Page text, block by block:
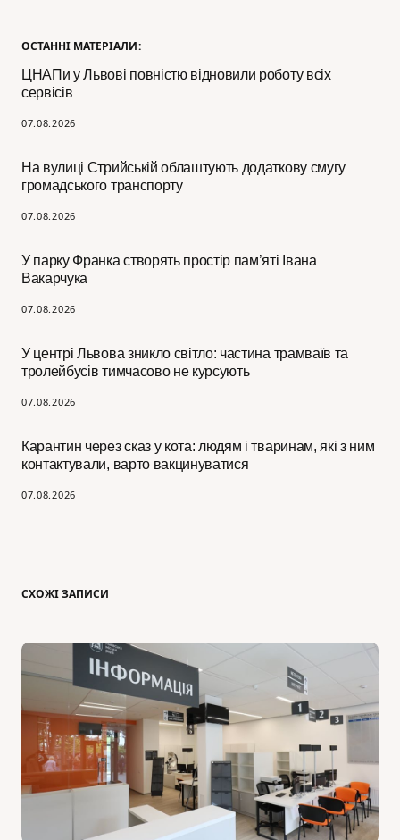
ОСТАННІ МАТЕРІАЛИ:
ЦНАПи у Львові повністю відновили роботу всіх
сервісів
07.08.2026
На вулиці Стрийській облаштують додаткову смугу
громадського транспорту
07.08.2026
У парку Франка створять простір пам’яті Івана
Вакарчука
07.08.2026
У центрі Львова зникло світло: частина трамваїв та
тролейбусів тимчасово не курсують
07.08.2026
Карантин через сказ у кота: людям і тваринам, які з ним
контактували, варто вакцинуватися
07.08.2026
СХОЖІ ЗАПИСИ